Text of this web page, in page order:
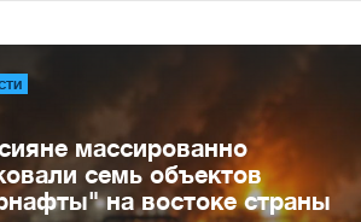
массированно
семь объектов
на востоке страны